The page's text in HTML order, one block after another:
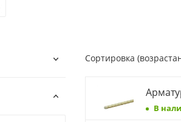
Сортировка
В